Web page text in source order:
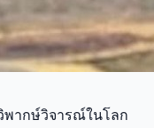
พากษ์วิจารณ์ในโลก